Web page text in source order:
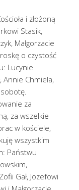
i złożoną
Stasik,
Małgorzacie
o czystość
Lucynie
Annie Chmiela,
za
za wszelkie
w kościele,
wszystkim
Państwu
Gał, Jozefowi